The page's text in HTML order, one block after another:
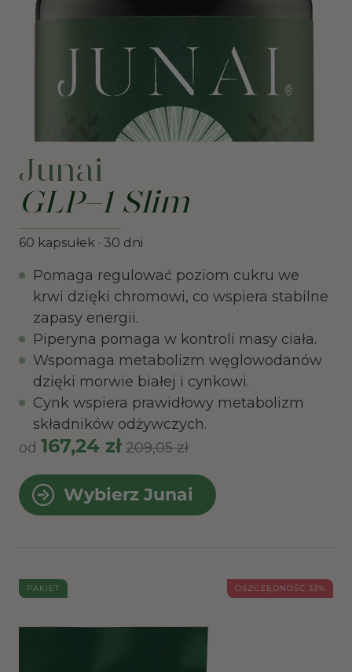
Junai
GLP-1 Slim
60 kapsułek · 30 dni
Pomaga regulować poziom cukru we
krwi dzięki chromowi, co wspiera stabilne
zapasy energii.
Piperyna pomaga w kontroli masy ciała.
Wspomaga metabolizm węglowodanów
dzięki morwie białej i cynkowi.
Cynk wspiera prawidłowy metabolizm
składników odżywczych.
od 167,24 zł 209,05 zł
Wybierz Junai
PAKIET OSZCZĘDNOŚĆ 33%